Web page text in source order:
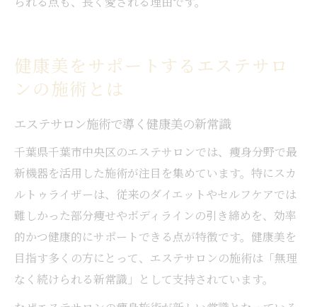
健康美をサポートするエステサロ
ンの施術とは
エステサロン施術で導く健康美の新常識
千葉県千葉市中央区のエステサロンでは、痩身分野で最
新機器を活用した施術が注目を集めています。特にスカ
ルトゥライザーは、従来のダイエットやセルフケアでは
難しかった部分痩せやボディラインの引き締めを、効率
的かつ健康的にサポートできる点が特徴です。健康美を
目指す多くの方にとって、エステサロンの施術は「無理
なく続けられる新常識」として支持されています。